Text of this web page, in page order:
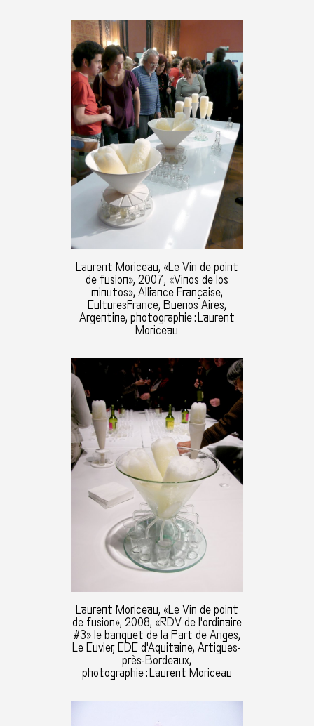
Laurent Moriceau, «Le Vin de point
de fusion», 2007, «Vinos de los
minutos», Alliance Française,
CulturesFrance, Buenos Aires,
Argentine, photographie : Laurent
Moriceau
Laurent Moriceau, «Le Vin de point
de fusion», 2008, «RDV de l'ordinaire
#3» le banquet de la Part de Anges,
Le Cuvier, CDC d'Aquitaine, Artigues-
près-Bordeaux,
photographie : Laurent Moriceau